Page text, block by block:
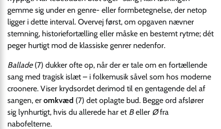
gemme sig under en genre- eller formbetegnelse, der netop
ligger i dette interval. Overvej først, om opgaven nævner
stemning, historiefortælling eller måske en bestemt rytme; dét
peger hurtigt mod de klassiske genrer nedenfor.
Ballade(7) dukker ofte op, når der er tale om en fortællende
sang med tragisk islæt – i folkemusik såvel som hos moderne
croonere. Viser krydsordet derimod til en gentagende del af
sangen, er omkvæd (7) det oplagte bud. Begge ord afslører
sig lynhurtigt, hvis du allerede har et Beller Øfra
nabofelterne.